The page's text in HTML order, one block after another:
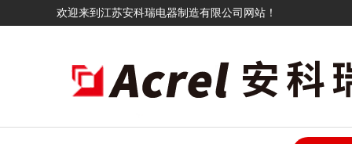
欢迎来到江苏安科瑞电器制造有限公司网站！